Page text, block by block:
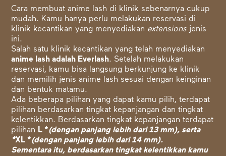
Cara membuat anime lash di klinik sebenarnya cukup
mudah. Kamu hanya perlu melakukan reservasi di
klinik kecantikan yang menyediakan extensions jenis
ini.
Salah satu klinik kecantikan yang telah menyediakan
anime lash adalah Everlash. Setelah melakukan
reservasi, kamu bisa langsung berkunjung ke klinik
dan memilih jenis anime lash sesuai dengan keinginan
dan bentuk matamu.
Ada beberapa pilihan yang dapat kamu pilih, terdapat
pilihan berdasarkan tingkat kepanjangan dan tingkat
kelentikkan. Berdasarkan tingkat kepanjangan terdapat
pilihan L *(dengan panjang lebih dari 13 mm), serta
*XL *(dengan panjang lebih dari 14 mm).
Sementara itu, berdasarkan tingkat kelentikkan kamu